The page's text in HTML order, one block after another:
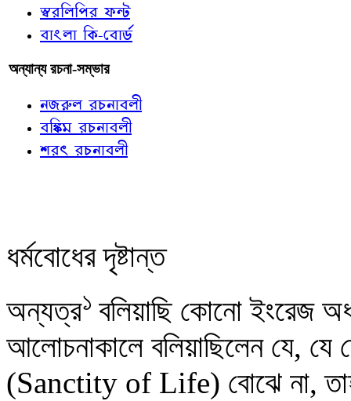
স্বরলিপির ফন্ট
বাংলা কি-বোর্ড
অন্যান্য রচনা-সম্ভার
নজরুল রচনাবলী
বঙ্কিম রচনাবলী
শরৎ রচনাবলী
ধর্মবোধের দৃষ্টান্ত
অন্যত্র১ বলিয়াছি কোনো ইংরেজ
আলোচনাকালে বলিয়াছিলেন যে, যে
(Sanctity of Life) বোঝে না,